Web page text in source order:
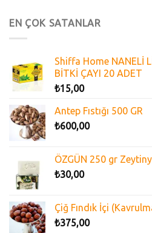
EN ÇOK SATANLAR
Shiffa Home NANELİ
BİTKİ ÇAYI 20 ADET
₺15,00
Antep Fıstığı 500 GR
₺600,00
ÖZGÜN 250 gr
₺30,00
Çiğ Fındık İçi
₺375,00